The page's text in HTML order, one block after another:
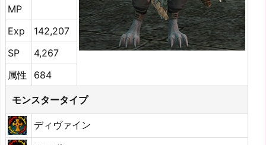
MP
Exp
142,207
SP
4,267
属性
684
モンスタータイプ
ディヴァイン